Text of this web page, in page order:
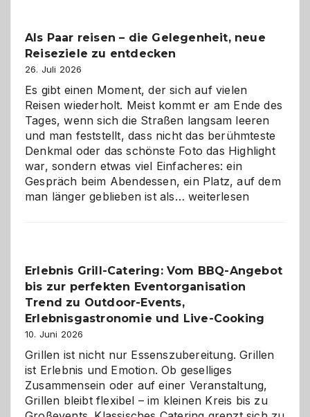
Als Paar reisen – die Gelegenheit, neue
Reiseziele zu entdecken
26. Juli 2026
Es gibt einen Moment, der sich auf vielen
Reisen wiederholt. Meist kommt er am Ende des
Tages, wenn sich die Straßen langsam leeren
und man feststellt, dass nicht das berühmteste
Denkmal oder das schönste Foto das Highlight
war, sondern etwas viel Einfacheres: ein
Gespräch beim Abendessen, ein Platz, auf dem
man länger geblieben ist als… Als
Gelegenheit,
neue
zu
weiterlesen
Erlebnis Grill-Catering: Vom BBQ-Angebot
bis zur perfekten Eventorganisation
Trend zu Outdoor-Events,
Erlebnisgastronomie und Live-Cooking
10. Juni 2026
Grillen ist nicht nur Essenszubereitung. Grillen
ist Erlebnis und Emotion. Ob geselliges
Zusammensein oder auf einer Veranstaltung,
Grillen bleibt flexibel – im kleinen Kreis bis zu